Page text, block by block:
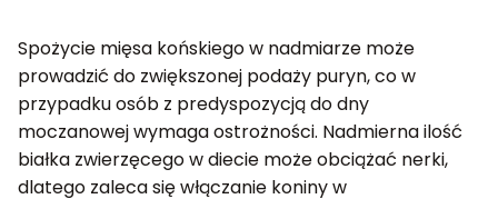
Spożycie mięsa końskiego w nadmiarze może
prowadzić do zwiększonej podaży puryn, co w
przypadku osób z predyspozycją do dny
moczanowej wymaga ostrożności. Nadmierna ilość
białka zwierzęcego w diecie może obciążać nerki,
dlatego zaleca się włączanie koniny w